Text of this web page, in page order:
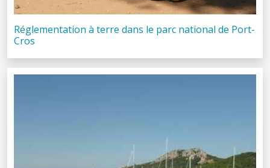
Réglementation à terre dans le parc national de Port-
Cros